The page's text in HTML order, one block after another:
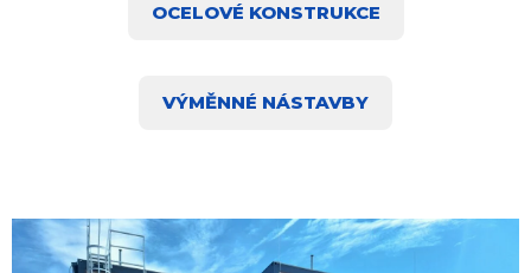
OCELOVÉ KONSTRUKCE
VÝMĚNNÉ NÁSTAVBY